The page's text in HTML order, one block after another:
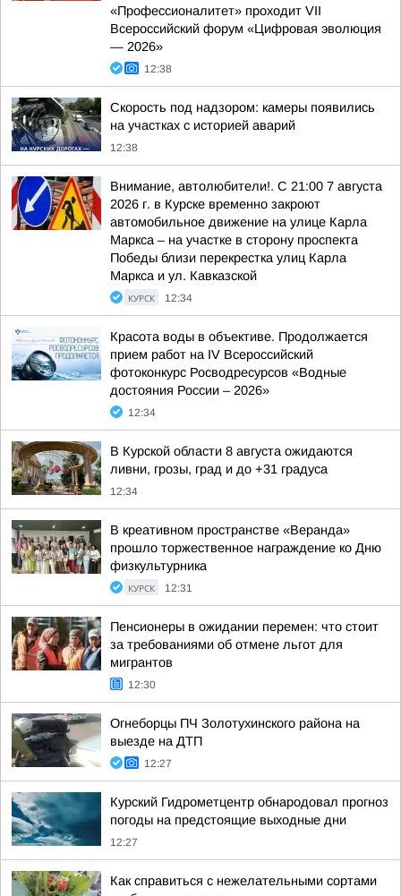
«Профессионалитет» проходит VII
Всероссийский форум «Цифровая эволюция
— 2026»
12:38
Скорость под надзором: камеры появились
на участках с историей аварий
12:38
Внимание, автолюбители!. С 21:00 7 августа
2026 г. в Курске временно закроют
автомобильное движение на улице Карла
Маркса – на участке в сторону проспекта
Победы близи перекрестка улиц Карла
Маркса и ул. Кавказской
КУРСК 12:34
Красота воды в объективе. Продолжается
прием работ на IV Всероссийский
фотоконкурс Росводресурсов «Водные
достояния России – 2026»
12:34
В Курской области 8 августа ожидаются
ливни, грозы, град и до +31 градуса
12:34
В креативном пространстве «Веранда»
прошло торжественное награждение ко Дню
физкультурника
КУРСК 12:31
Пенсионеры в ожидании перемен: что стоит
за требованиями об отмене льгот для
мигрантов
12:30
Огнеборцы ПЧ Золотухинского района на
выезде на ДТП
12:27
Курский Гидрометцентр обнародовал прогноз
погоды на предстоящие выходные дни
12:27
Как справиться с нежелательными сортами